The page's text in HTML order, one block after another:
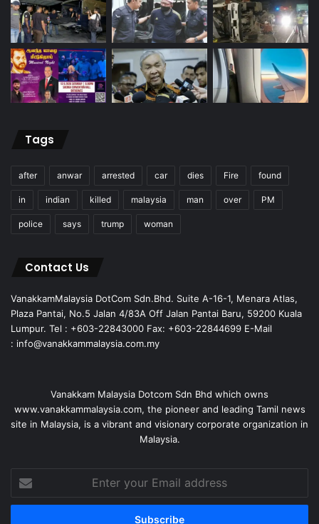
Tags
after anwar arrested car dies Fire found
in indian killed malaysia man over PM
police says trump woman
Contact Us
VanakkamMalaysia DotCom Sdn.Bhd. Suite A-16-1, Menara Atlas,
Plaza Pantai, No.5 Jalan 4/83A Off Jalan Pantai Baru, 59200 Kuala
Lumpur. Tel : +603-22843000 Fax: +603-22844699 E-Mail
: info@vanakkammalaysia.com.my
Vanakkam Malaysia Dotcom Sdn Bhd which owns
www.vanakkammalaysia.com, the pioneer and leading Tamil news
site in Malaysia, is a vibrant and visionary corporate organization in
Malaysia.
your
Email